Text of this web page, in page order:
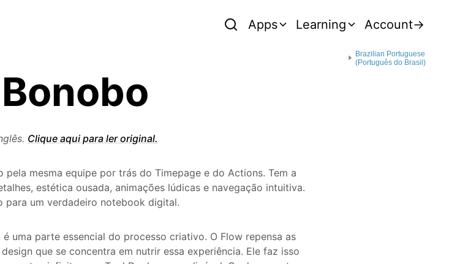
Apps Learning Account→
Brazilian Portuguese
(Português do Brasil)
Clique aqui para ler original.
mesma equipe por trás do Timepage e do Actions. Tem a
estética ousada, animações lúdicas e navegação intuitiva.
para um verdadeiro notebook digital.
uma parte essencial do processo criativo. O Flow repensa as
que se concentra em nutrir essa experiência. Ele faz isso